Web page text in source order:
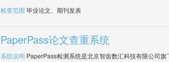
检查范围 毕业论文、期刊发表
PaperPass论文查重系统
系统说明 PaperPass检测系统是北京智齿数汇科技有限公司